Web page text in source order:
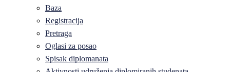
Baza
Registracija
Pretraga
Oglasi za posao
Spisak diplomanata